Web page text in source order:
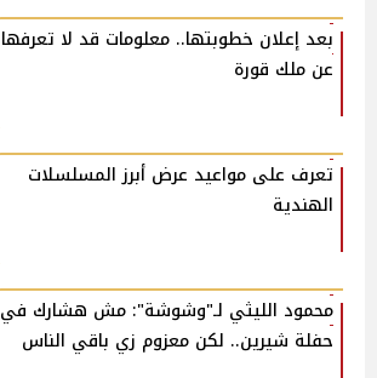
بعد إعلان خطوبتها.. معلومات قد لا تعرفها
عن ملك قورة
تعرف على مواعيد عرض أبرز المسلسلات
الهندية
محمود الليثي لـ"وشوشة": مش هشارك في
حفلة شيرين.. لكن معزوم زي باقي الناس